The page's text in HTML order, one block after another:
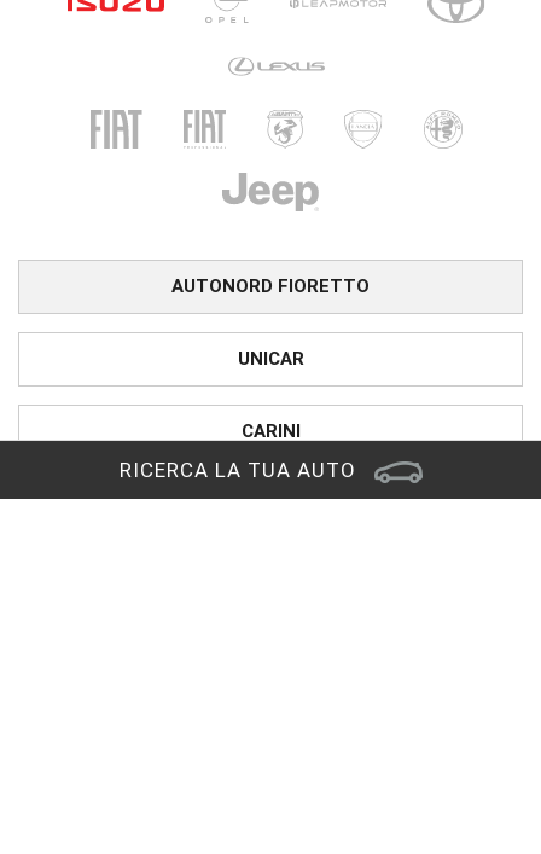
RICERCA LA TUA AUTO
AUTONORD FIORETTO
UNICAR
CARINI
PRONTOAUTO